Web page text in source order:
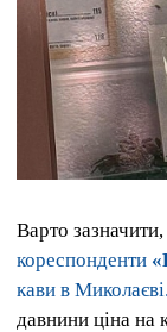
Варто зазначити,
кореспонденти
кави в Миколаєві.
давнини ціна на